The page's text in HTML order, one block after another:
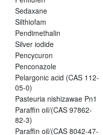
Sedaxane
Silthiofam
Pendimethalin
Silver iodide
Pencycuron
Penconazole
Pelargonic acid (CAS 112-
05-0)
Pasteuria nishizawae Pn1
Paraffin oil/(CAS 97862-
82-3)
Paraffin oil/(CAS 8042-47-